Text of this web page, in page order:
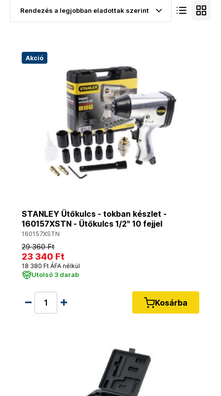
Akció
STANLEY Ütőkulcs - tokban készlet -
160157XSTN - Ütőkulcs 1/2" 10 fejjel
160157XSTN
29 360 Ft
23 340 Ft
18 380 Ft ÁFA nélkül
Utolsó 3 darab
Kosárba